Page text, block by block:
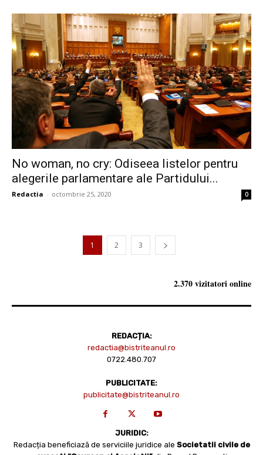
No woman, no cry: Odiseea listelor pentru
alegerile parlamentare ale Partidului...
Redactia - octombrie 25, 2020 0
1 2 3
2.370 vizitatori online
REDACȚIA:
redactia@bistriteanul.ro
0722.480.707
PUBLICITATE:
publicitate@bistriteanul.ro
JURIDIC:
Redacția beneficiază de serviciile juridice ale Societatii civile de